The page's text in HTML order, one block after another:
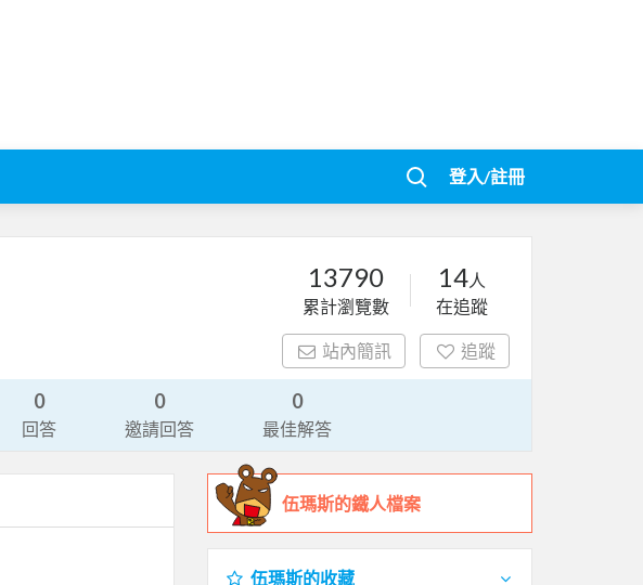
登入/註冊
13790
累計瀏覽數
14人
在追蹤
站內簡訊 追蹤
0
回答
0
邀請回答
0
最佳解答
伍瑪斯的鐵人檔案
伍瑪斯的收藏